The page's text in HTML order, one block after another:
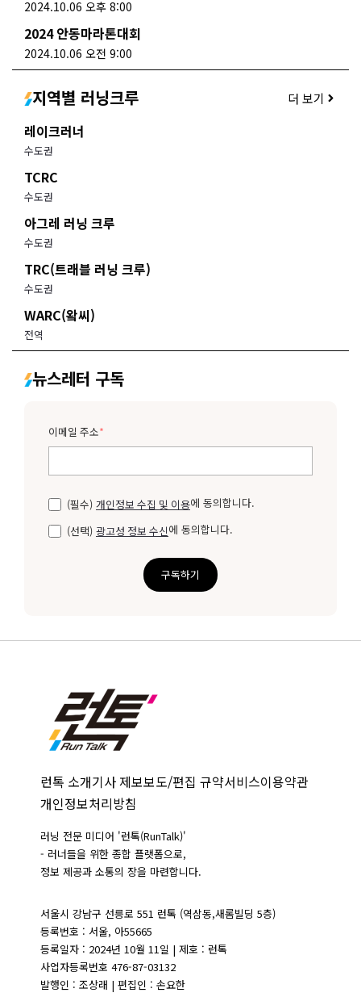
2024.10.06 오후 8:00
2024 안동마라톤대회
2024.10.06 오전 9:00
지역별 러닝크루 더 보기
레이크러너
수도권
TCRC
수도권
아그레 러닝 크루
수도권
TRC(트래블 러닝 크루)
수도권
WARC(왘씨)
전역
뉴스레터 구독
이메일 주소*
(필수) 개인정보 수집 및 이용에 동의합니다.
(선택) 광고성 정보 수신에 동의합니다.
구독하기
런톡 소개기사 제보보도/편집 규약서비스이용약관
개인정보처리방침
러닝 전문 미디어 '런톡(RunTalk)'
- 러너들을 위한 종합 플랫폼으로,
정보 제공과 소통의 장을 마련합니다.
서울시 강남구 선릉로 551 런톡 (역삼동,새롬빌딩 5층)
등록번호 : 서울, 아55665
등록일자 : 2024년 10월 11일 | 제호 : 런톡
사업자등록번호 476-87-03132
발행인 : 조상래 | 편집인 : 손요한